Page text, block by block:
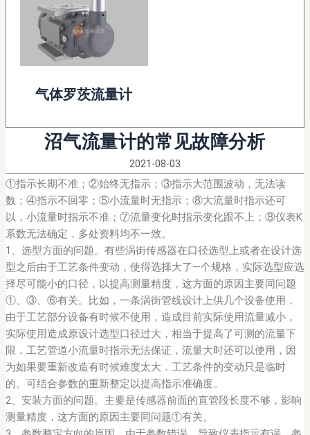
气体罗茨流量计
沼气流量计的常见故障分析
2021-08-03
①指示长期不准；②始终无指示；③指示大范围波动，无法读
数；④指示不回零；⑤小流量时无指示；⑧大流量时指示还可
以，小流量时指示不准；⑦流量变化时指示变化跟不上；⑧仪表K
系数无法确定，多处资料均不一致。
1、选型方面的问题。有些涡街传感器在口径选型上或者在设计选
型之后由于工艺条件变动，使得选择大了―个规格，实际选型应选
择尽可能小的口径，以提高测量精度，这方面的原因主要同问题
①、③、⑥有关。比如，一条涡街管线设计上供几个设备使用，
由于工艺部分设备有时候不使用，造成目前实际使用流量减小，
实际使用造成原设计选型口径过大，相当于提高了可测的流量下
限，工艺管道小流量时指示无法保证，流量大时还可以使用，因
为如果要重新改造有时候难度太大．工艺条件的变动只是临时
的。可结合参数的重新整定以提高指示准确度。
2、安装方面的问题。主要是传感器前面的直管段长度不够，影响
测量精度，这方面的原因主要同问题①有关。